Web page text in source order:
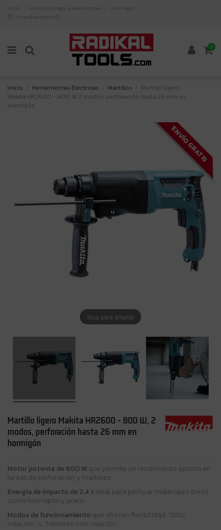
Inicio Envíos, Entregas y Devoluciones
Aviso legal
Lista de favoritos ( 0)
0
Inicio Herramientas Electricas Martillos
Martillo ligero
Makita HR2600 - 800 W, 2 modos, perforación hasta 26 mm en
hormigón
ENVÍO GRATIS
Toca para ampliar
Martillo ligero Makita HR2600 - 800 W, 2
modos, perforación hasta 26 mm en
hormigón
Motor potente de 800 W que permite un rendimiento óptimo en
tareas de perforación y martilleo.
Energía de impacto de 2,4 J ideal para perforar materiales duros
como hormigón y acero.
Modos de funcionamiento que ofrecen flexibilidad: "Sólo
rotación" o "Martilleo con rotación".